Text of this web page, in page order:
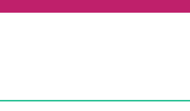
進路プログラム